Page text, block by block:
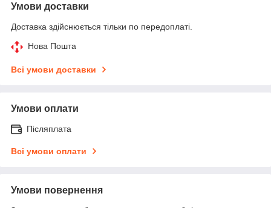
Умови доставки
Доставка здійснюється тільки по передоплаті.
Нова Пошта
Всі умови доставки
Умови оплати
Післяплата
Всі умови оплати
Умови повернення